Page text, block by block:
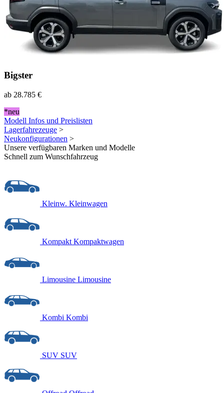
Bigster
ab 28.785 €
*neu
Modell Infos und Preislisten
Lagerfahrezeuge >
Neukonfigurationen >
Unsere verfügbaren Marken und Modelle
Schnell zum Wunschfahrzeug
Kleinw. Kleinwagen
Kompakt Kompaktwagen
Limousine Limousine
Kombi Kombi
SUV SUV